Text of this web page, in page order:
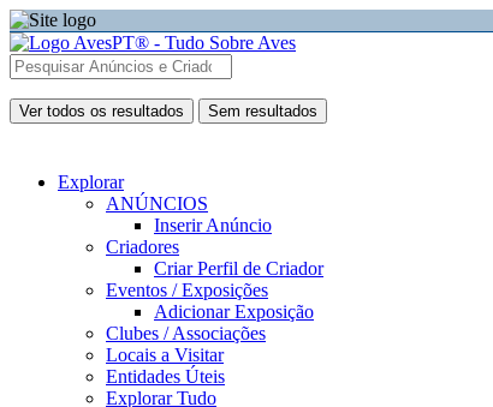
Ver todos os resultados Sem resultados
Explorar
ANÚNCIOS
Inserir Anúncio
Criadores
Criar Perfil de Criador
Eventos / Exposições
Adicionar Exposição
Clubes / Associações
Locais a Visitar
Entidades Úteis
Explorar Tudo